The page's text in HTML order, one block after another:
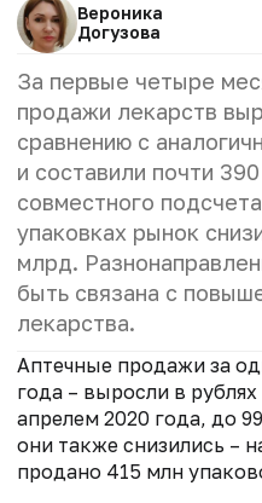
Вероника
Догузова
За первые четыре
продажи лекарств
сравнению с
и составили почти
совместного
упаковках рынок
млрд.
быть связана с
лекарства.
Аптечные продажи за
года – выросли в
апрелем 2020 года, до
они также снизились –
продано 415 млн